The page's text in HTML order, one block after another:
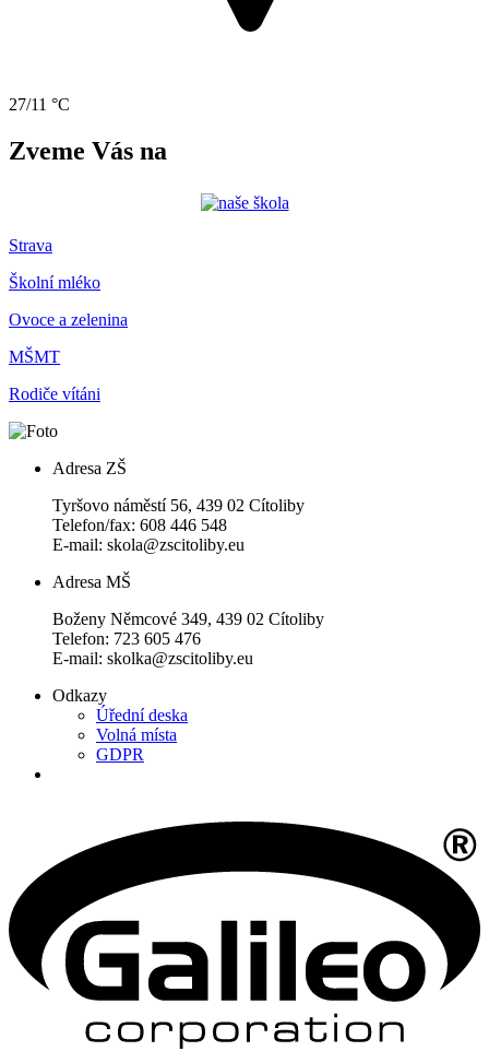
27/11 °C
Zveme Vás na
Strava
Školní mléko
Ovoce a zelenina
MŠMT
Rodiče vítáni
Adresa ZŠ
Tyršovo náměstí 56, 439 02 Cítoliby
Telefon/fax: 608 446 548
E-mail: skola@zscitoliby.eu
Adresa MŠ
Boženy Němcové 349, 439 02 Cítoliby
Telefon: 723 605 476
E-mail: skolka@zscitoliby.eu
Odkazy
Úřední deska
Volná místa
GDPR